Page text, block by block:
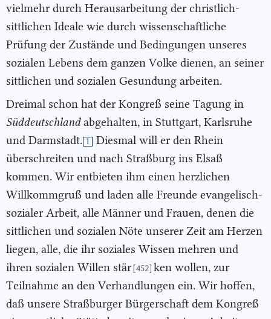
vielmehr durch Herausarbeitung der christlich-
sittlichen Ideale wie durch wissenschaftliche
Prüfung der Zustände und Bedingungen unseres
sozialen Lebens dem ganzen Volke dienen, an seiner
sittlichen und sozialen Gesundung arbeiten.
Dreimal schon hat der Kongreß seine Tagung in
Süddeutschlandabgehalten, in Stuttgart, Karlsruhe
und Darmstadt. 1
Diesmal will er den Rhein
überschreiten und nach Straßburg ins Elsaß
kommen. Wir entbieten ihm einen herzlichen
Willkommgruß und laden alle Freunde evangelisch-
sozialer Arbeit, alle Männer und Frauen, denen die
sittlichen und sozialen Nöte unserer Zeit am Herzen
liegen, alle, die ihr soziales Wissen mehren und
ihren sozialen Willen stär[452] ken wollen, zur
Teilnahme an den Verhandlungen ein. Wir hoffen,
daß unsere Straßburger Bürgerschaft dem Kongreß